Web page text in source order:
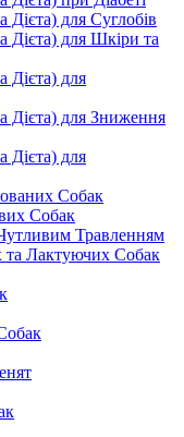
для Суглобів
для Шкіри та
Дієта) для
Дієта) для Зниження
Дієта) для
Собак
Собак
Травленням
та Лактуючих Собак